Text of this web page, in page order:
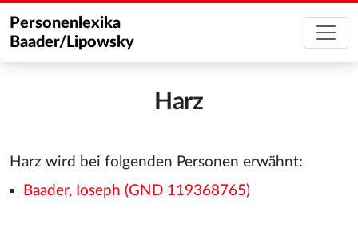
Personenlexika
Baader/Lipowsky
Harz
Harz wird bei folgenden Personen erwähnt:
Baader, Ioseph (GND 119368765)